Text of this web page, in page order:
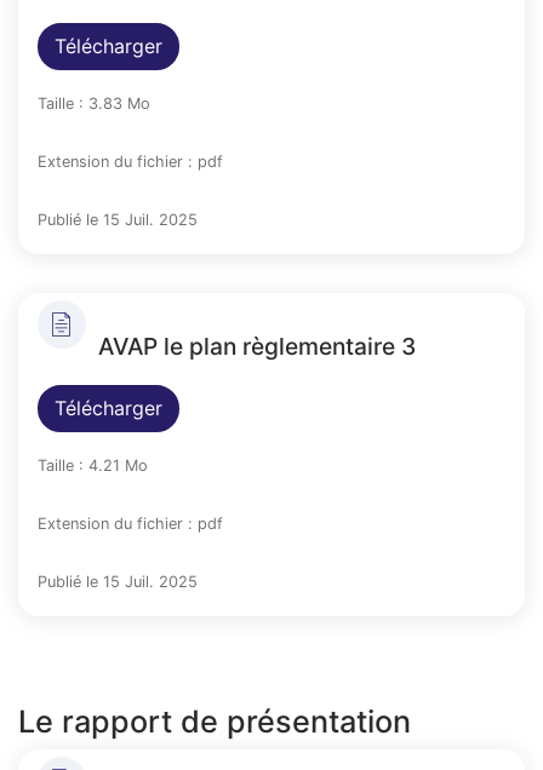
Télécharger
Taille : 3.83 Mo
Extension du fichier : pdf
Publié le 15 Juil. 2025
AVAP le plan règlementaire 3
Télécharger
Taille : 4.21 Mo
Extension du fichier : pdf
Publié le 15 Juil. 2025
Le rapport de présentation